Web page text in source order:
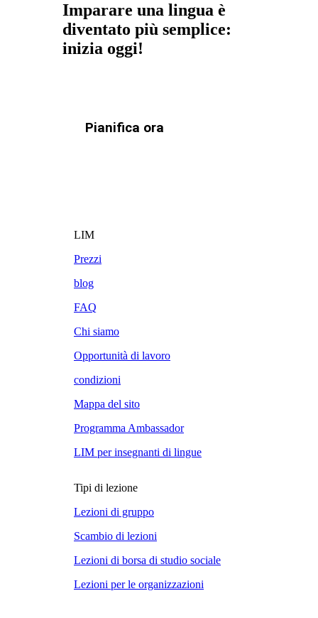
Imparare una lingua è
diventato più semplice:
inizia oggi!
Pianifica ora
LIM
Prezzi
blog
FAQ
Chi siamo
Opportunità di lavoro
condizioni
Mappa del sito
Programma Ambassador
LIM per insegnanti di lingue
Tipi di lezione
Lezioni di gruppo
Scambio di lezioni
Lezioni di borsa di studio sociale
Lezioni per le organizzazioni